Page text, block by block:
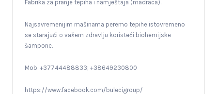
Fabrika za pranje tepiha i namještaja (madraca).
Najsavremenijim mašinama peremo tepihe istovremeno
se starajući o vašem zdravlju koristeći biohemijske
šampone.
Mob. +37744488833; +38649230800
https://www.facebook.com/bulecigroup/